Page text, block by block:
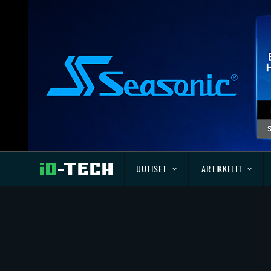
UUTISET ARTIKKELIT